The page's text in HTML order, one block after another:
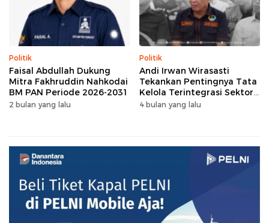
Politik
Faisal Abdullah Dukung
Mitra Fakhruddin Nahkodai
BM PAN Periode 2026-2031
2 bulan yang lalu
Politik
Andi Irwan Wirasasti
Tekankan Pentingnya Tata
Kelola Terintegrasi Sektor
Peternakan Sulsel
4 bulan yang lalu